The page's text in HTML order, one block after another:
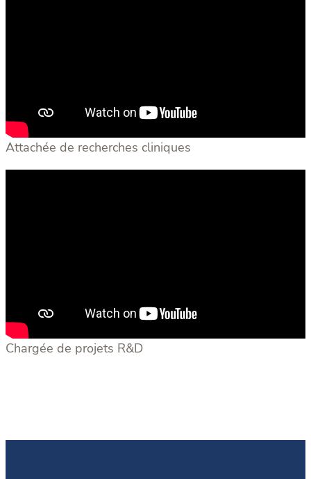
Attachée de recherches cliniques
Chargée de projets R&D